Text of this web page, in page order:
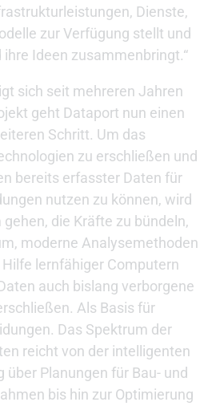
Dienste,
zur Verfügung stellt und
Ideen zusammenbringt.“
sich seit mehreren Jahren
geht Dataport nun einen
Schritt. Um das
zu erschließen und
bereits erfasster Daten für
nutzen zu können, wird
die Kräfte zu bündeln,
moderne Analysemethoden
lernfähiger Computern
auch bislang verborgene
Als Basis für
Das Spektrum der
reicht von der intelligenten
über Planungen für Bau- und
bis hin zur Optimierung